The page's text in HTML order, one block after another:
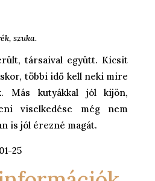
szuka.
társaival együtt. Kicsit
többi idő kell neki mire
Más kutyákkal jól kijön,
viselkedése még nem
is jól érezné magát.
25